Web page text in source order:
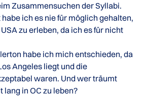
Zusammensuchen der Syllabi.
ich es nie für möglich gehalten,
zu erleben, da ich es für nicht
habe ich mich entschieden, da
Angeles liegt und die
waren. Und wer träumt
lang in OC zu leben?